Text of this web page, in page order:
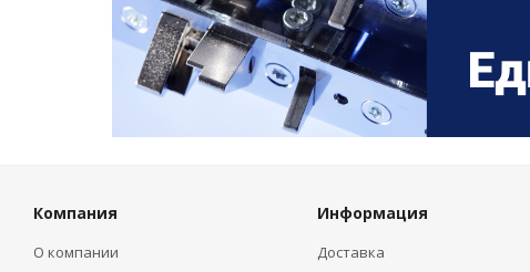
Компания
О компании
Информация
Доставка